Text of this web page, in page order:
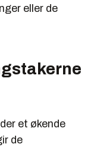
eller de
et økende
de